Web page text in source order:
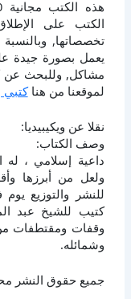
الكتب على
يعمل بصورة جيدة
مشاكل, وللبحث عن
لموقعنا من هنا
نقلا عن ويكيبيديا:
وصف الكتاب:
داعية إسلامي ، له
ولعل من أبرزها
للنشر والتوزيع
كتيب للشيخ عبد
وقفات ومقتطفات
وشمائله.
جميع حقوق النشر